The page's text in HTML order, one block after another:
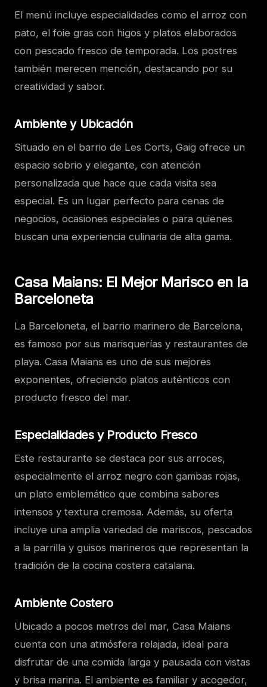
El menú incluye especialidades como el arroz con
pato, el foie gras con higos y platos elaborados
con pescado fresco de temporada. Los postres
también merecen mención, destacando por su
creatividad y sabor.
Ambiente y Ubicación
Situado en el barrio de Les Corts, Gaig ofrece un
espacio sobrio y elegante, con atención
personalizada que hace que cada visita sea
especial. Es un lugar perfecto para cenas de
negocios, ocasiones especiales o para quienes
buscan una experiencia culinaria de alta gama.
Casa Maians: El Mejor Marisco en la
Barceloneta
La Barceloneta, el barrio marinero de Barcelona,
es famoso por sus marisquerías y restaurantes de
playa. Casa Maians es uno de sus mejores
exponentes, ofreciendo platos auténticos con
producto fresco del mar.
Especialidades y Producto Fresco
Este restaurante se destaca por sus arroces,
especialmente el arroz negro con gambas rojas,
un plato emblemático que combina sabores
intensos y textura cremosa. Además, su oferta
incluye una amplia variedad de mariscos, pescados
a la parrilla y guisos marineros que representan la
tradición de la cocina costera catalana.
Ambiente Costero
Ubicado a pocos metros del mar, Casa Maians
cuenta con una atmósfera relajada, ideal para
disfrutar de una comida larga y pausada con vistas
y brisa marina. El ambiente es familiar y acogedor,